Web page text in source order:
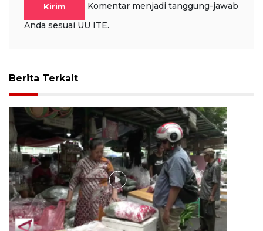
Kirim
Komentar menjadi tanggung-jawab
Anda sesuai UU ITE.
Berita Terkait